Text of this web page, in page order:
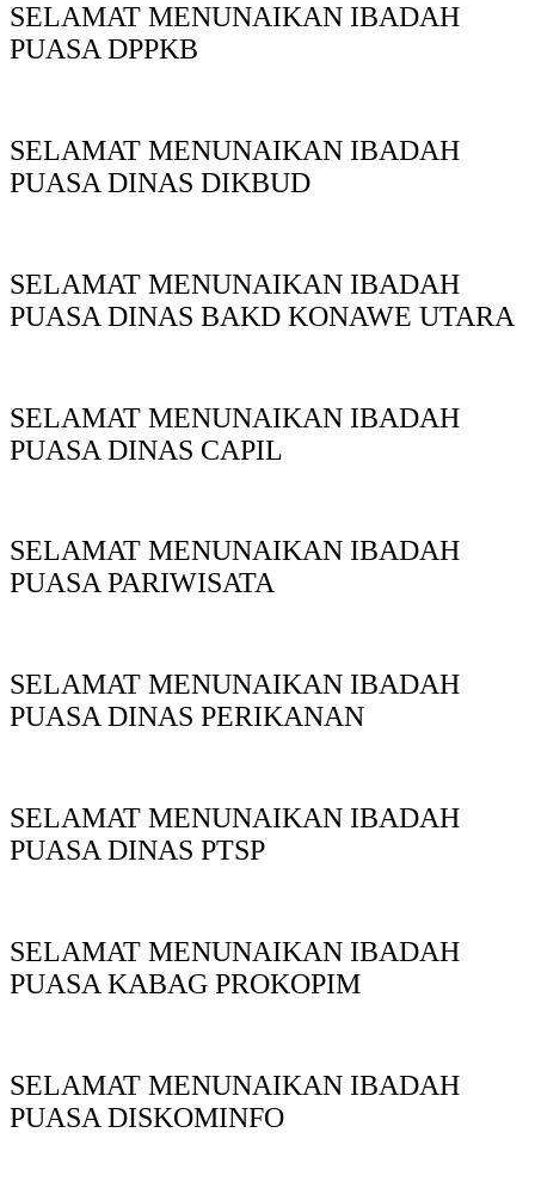
SELAMAT MENUNAIKAN IBADAH
PUASA DPPKB
SELAMAT MENUNAIKAN IBADAH
PUASA DINAS DIKBUD
SELAMAT MENUNAIKAN IBADAH
PUASA DINAS BAKD KONAWE UTARA
SELAMAT MENUNAIKAN IBADAH
PUASA DINAS CAPIL
SELAMAT MENUNAIKAN IBADAH
PUASA PARIWISATA
SELAMAT MENUNAIKAN IBADAH
PUASA DINAS PERIKANAN
SELAMAT MENUNAIKAN IBADAH
PUASA DINAS PTSP
SELAMAT MENUNAIKAN IBADAH
PUASA KABAG PROKOPIM
SELAMAT MENUNAIKAN IBADAH
PUASA DISKOMINFO